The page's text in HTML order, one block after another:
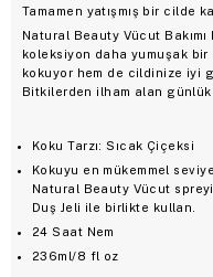
Tamamen yatışmış bir cilde
Natural Beauty Vücut
koleksiyon daha yumuşak
kokuyor hem de cildinize iyi
Bitkilerden ilham alan günlük
Koku Tarzı: Sıcak Çiçeksi
Kokuyu en mükemmel
Natural Beauty Vücut
Duş Jeli ile birlikte kullan.
24 Saat Nem
236ml/8 fl oz